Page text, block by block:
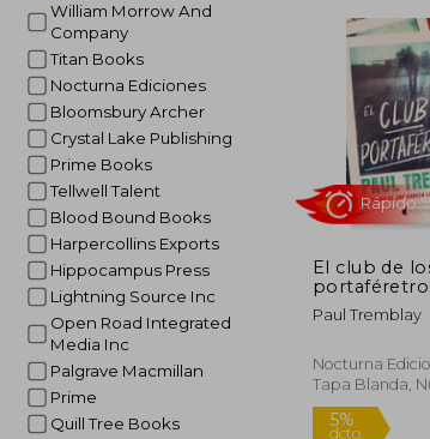
William Morrow And
Company
Titan Books
Nocturna Ediciones
Bloomsbury Archer
Crystal Lake Publishing
Prime Books
Tellwell Talent
Blood Bound Books
Harpercollins Exports
Hippocampus Press
Lightning Source Inc
Open Road Integrated
Media Inc
Palgrave Macmillan
Prime
Quill Tree Books
5%
dcto.
El club de
Paul Tremblay
Nocturna
Tapa Blanda,